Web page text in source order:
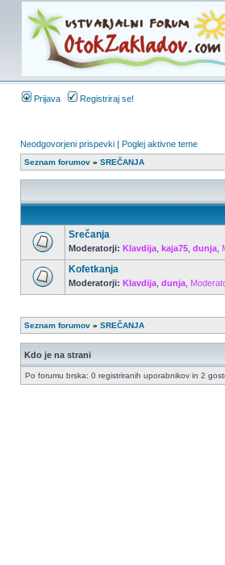
Prijava Registriraj se!
Neodgovorjeni prispevki | Poglej aktivne teme
Seznam forumov » SREČANJA
Srečanja
Moderatorji: Klavdija kaja75 dunja
Kofetkanja
Moderatorji: Klavdija dunja
Seznam forumov » SREČANJA
Kdo je na strani
Po forumu brska: 0 registriranih uporabnikov in 2